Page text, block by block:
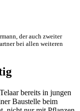
der auch zweiter
bei allen weiteren
bereits in jungen
Baustelle beim